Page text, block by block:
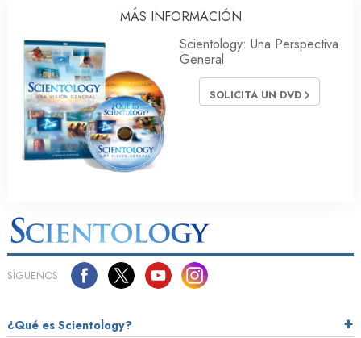
MÁS INFORMACIÓN
Scientology: Una Perspectiva
General
SOLICITA UN DVD
SÍGUENOS
¿Qué es Scientology?